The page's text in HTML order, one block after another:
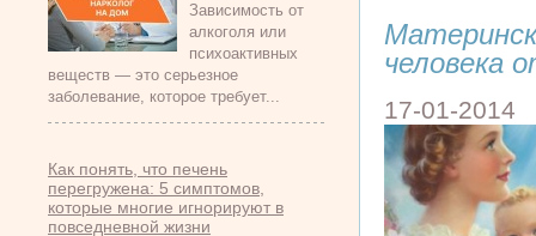
Зависимость от
алкоголя или
психоактивных
веществ — это серьезное
заболевание, которое требует...
Как понять, что печень
перегружена: 5 симптомов,
которые многие игнорируют в
повседневной жизни
человека
17-01-2014